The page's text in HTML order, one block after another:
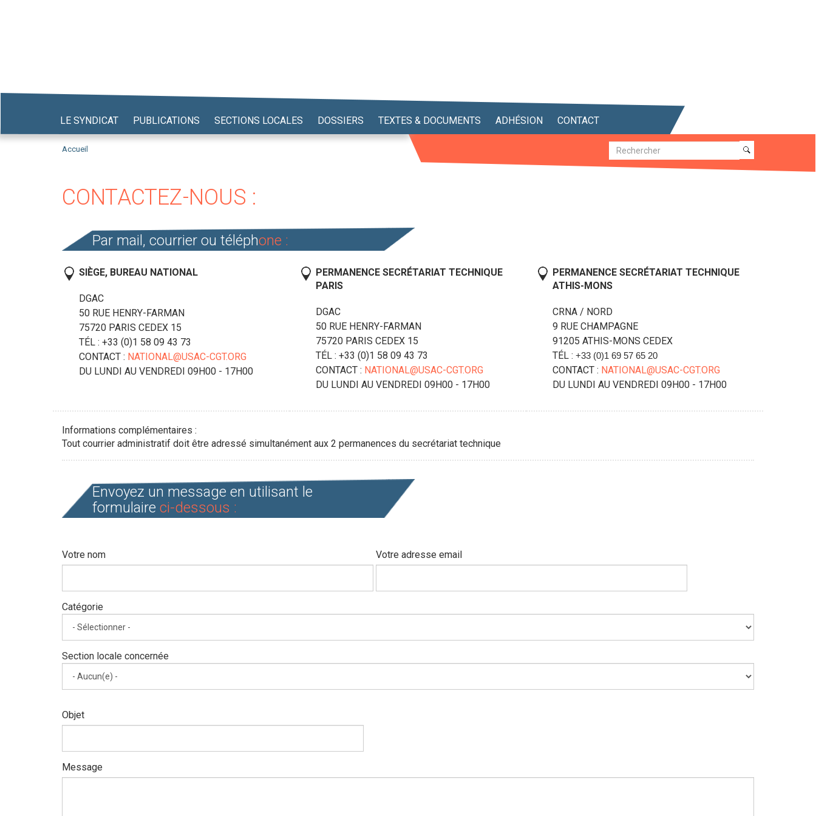
LE SYNDICAT PUBLICATIONS SECTIONS LOCALES DOSSIERS TEXTES & DOCUMENTS ADHÉSION CONTACT
Accueil Recherche
Recherche
CONTACTEZ-NOUS :
Par mail, courrier ou téléphone :
SIÈGE, BUREAU NATIONAL
DGAC
50 RUE HENRY-FARMAN
75720 PARIS CEDEX 15
TÉL : +33 (0)1 58 09 43 73
CONTACT : NATIONAL@USAC-CGT.ORG
DU LUNDI AU VENDREDI 09H00 - 17H00
PERMANENCE SECRÉTARIAT TECHNIQUE
PARIS
DGAC
50 RUE HENRY-FARMAN
75720 PARIS CEDEX 15
TÉL : +33 (0)1 58 09 43 73
CONTACT : NATIONAL@USAC-CGT.ORG
DU LUNDI AU VENDREDI 09H00 - 17H00
PERMANENCE SECRÉTARIAT TECHNIQUE
ATHIS-MONS
CRNA / NORD
9 RUE CHAMPAGNE
91205 ATHIS-MONS CEDEX
TÉL : +33 (0)1 69 57 65 20
CONTACT : NATIONAL@USAC-CGT.ORG
DU LUNDI AU VENDREDI 09H00 - 17H00
Informations complémentaires :
Tout courrier administratif doit être adressé simultanément aux 2 permanences du secrétariat technique
Envoyez un message en utilisant le
formulaire ci-dessous :
Votre nom Votre adresse email
Catégorie
Section locale concernée
locale
Objet
Message